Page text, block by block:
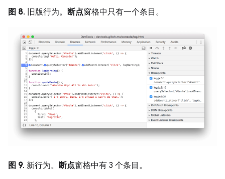
图 8. 旧版行为。 断点窗格中只有一个条目。
图 9. 新行为。 断点窗格中有 3 个条目。